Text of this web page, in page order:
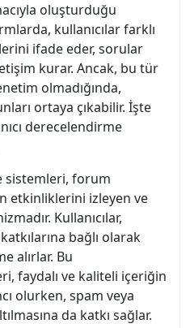
oluşturduğu
kullanıcılar farklı
ifade eder, sorular
kurar. Ancak, bu tür
olmadığında,
ortaya çıkabilir. İşte
derecelendirme
sistemleri, forum
etkinliklerini izleyen ve
Kullanıcılar,
bağlı olarak
alırlar. Bu
faydalı ve kaliteli içeriğin
olurken, spam veya
da katkı sağlar.